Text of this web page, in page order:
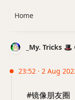
_My. Tricks
23:52 · 2 Aug
#镜像朋友圈
Home